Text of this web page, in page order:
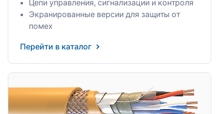
Цепи управления, сигнализации и контроля
Экранированные версии для защиты от
помех
Перейти в каталог